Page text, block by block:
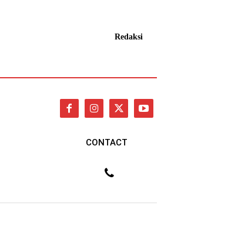
Redaksi
CONTACT